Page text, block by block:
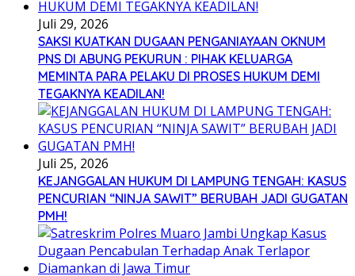
Juli 29, 2026
SAKSI KUATKAN DUGAAN PENGANIAYAAN OKNUM
PNS DI ABUNG PEKURUN : PIHAK KELUARGA
MEMINTA PARA PELAKU DI PROSES HUKUM DEMI
TEGAKNYA KEADILAN!
Juli 25, 2026
KEJANGGALAN HUKUM DI LAMPUNG TENGAH: KASUS
PENCURIAN “NINJA SAWIT” BERUBAH JADI GUGATAN
PMH!